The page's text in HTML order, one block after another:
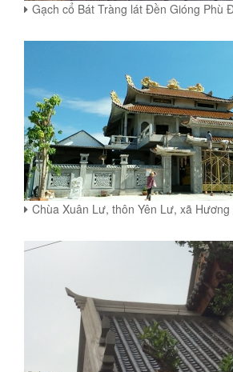
Gạch cổ Bát Tràng lát Đền Gióng Phù
Chùa Xuân Lư, thôn Yên Lư, xã